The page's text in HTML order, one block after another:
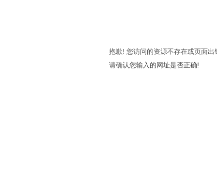
抱歉! 您访问的资源不存在或页面出
请确认您输入的网址是否正确!